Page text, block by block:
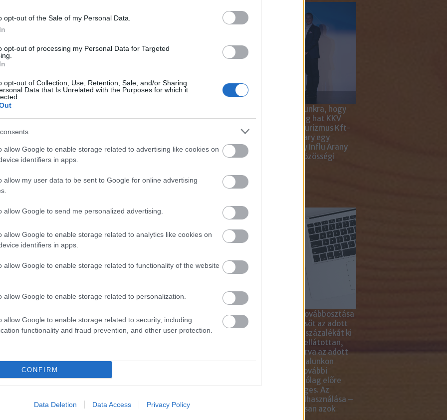
opt-out of the Sale of my Personal Data.
opt-out of processing my Personal Data for Targeted
opt-out of Collection, Use, Retention, Sale, and/or Sharing
Data that Is Unrelated with the Purposes for which it
allow Google to enable storage related to advertising like cookies on
identifiers in apps.
allow my user data to be sent to Google for online advertising
allow Google to send me personalized advertising.
allow Google to enable storage related to analytics like cookies on
identifiers in apps.
allow Google to enable storage related to functionality of the website
allow Google to enable storage related to personalization.
allow Google to enable storage related to security, including
functionality and fraud prevention, and other user protection.
CONFIRM
Data Deletion Data Access Privacy Policy
elősegíti az ügyfélkezeléssel
Ezekkel az eredményekkel jó úton
kapcsolat kialakítása, a márkahűség
és érdekérvényesítésének
mutatói képesek megváltoztatni az
a vállalati stratégia
ügyfélszolgálati üzeneteket használja fel
közöljön termék- és felhasználói
a vállalatvezetés számára.
augusztusa és októbere között 283
vezető részvételével végzett egy
a megkérdezettek 84%-a az
vagy rendkívül fontosnak” nevezte
szempontjából.
a siker
a közösségi médiában, hozzájárul a jó
adatai szerint míga fogyasztók több mint
választ egy márkától a közösségi
órán belül.
elengedhetetlen!
első válaszidő, a másik az átlagos válasz
időt jelenti, amely alatt a csapat munkaidőn
ügyfélüzenetre.
Nagy megtiszteltetés számunkra, hogy
Magyar Marketing Szövetség hat KKV
Marketing Gyémánt Díjjal, Turizmus Kft-
től 5 díjjal, az Internet Hungary egy
fődíjjal, a KREATÍV pedig egy Influ Arany
díjjal tüntette ki cégünket közösségi
Így használd cikkeinket...
Az anyagok linkkel történő továbbosztása
természetesen lehetséges, sőt az adott
blogcikkben lévő tartalom 5 százalékát ki
is másolhatod idézőjelekkel ellátottan,
közvetlenül mellé- vagy aláírva az adott
blogbejegyzés linkjét. Az oldalunkon
található anyagok minden további
felhasználása azonban kizárólag előre
egyeztetett módon lehetséges. Az
anyagok engedély nélküli felhasználása –
ideértve, de nem kizárólagosan azok